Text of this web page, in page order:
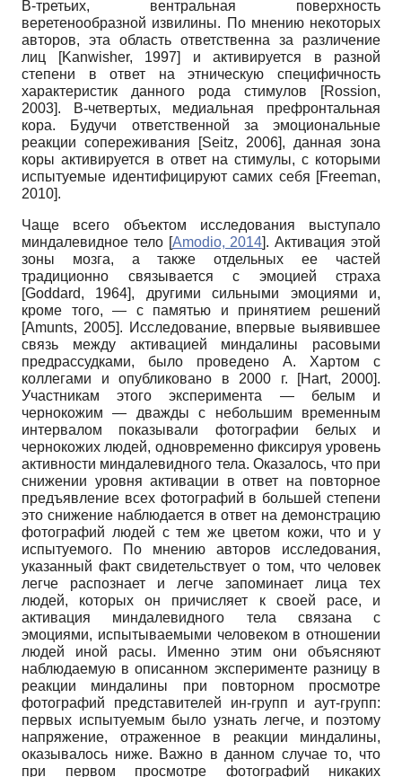
В-третьих, вентральная поверхность
веретенообразной извилины. По мнению некоторых
авторов, эта область ответственна за различение
лиц
[Kanwisher, 1997]
и активируется в разной
степени в ответ на этническую специфичность
характеристик данного рода стимулов
[Rossion,
2003]. В-четвертых, медиальная префрон­тальная
кора. Будучи ответственной за эмоциональные
реакции сопереживания
[Seitz, 2006], данная зона
коры активируется в ответ на стимулы, с которыми
испытуемые идентифицируют самих себя [Freeman,
2010].
Чаще всего объектом исследования выступало
миндалевидное тело [Amodio, 2014]. Активация этой
зоны мозга, а также отдельных ее частей
традиционно связывается с эмоцией страха
[Goddard, 1964], другими сильными эмоциями и,
кроме того, — с памятью и принятием решений
[Amunts, 2005]. Исследование, впервые выявившее
связь между активацией миндалины расовыми
предрассудками, было проведено А. Хартом с
коллегами и опубликовано в 2000 г. [Hart, 2000].
Участникам этого эксперимента — белым и
чернокожим — дважды с небольшим временным
интервалом показывали фотографии белых и
чернокожих людей, одновременно фиксируя уровень
активности миндалевидного тела. Оказалось, что при
снижении уровня активации в ответ на повторное
предъявление всех фотографий в большей степени
это снижение наблюдается в ответ на демонстрацию
фотографий людей с тем же цветом кожи, что и у
испытуемого. По мнению авторов исследования,
указанный факт свидетельствует о том, что человек
легче распознает и легче запоминает лица тех
людей, которых он причисляет к своей расе, и
активация миндалевидного тела связана с
эмоциями, испытываемыми человеком в отношении
людей иной расы. Именно этим они объясняют
наблюдаемую в описанном эксперименте разницу в
реакции миндалины при повторном просмотре
фотографий представителей ин-групп и аут-групп:
первых испытуемым было узнать легче, и поэтому
напряжение, отраженное в реакции миндалины,
оказывалось ниже. Важно в данном случае то, что
при первом просмотре фотографий никаких